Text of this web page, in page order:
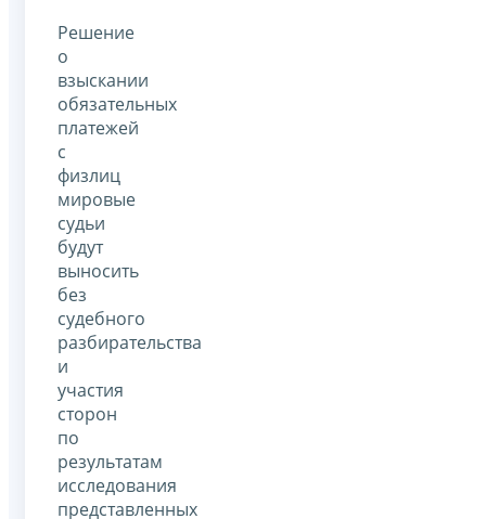
Решение
о
взыскании
обязательных
платежей
с
физлиц
мировые
судьи
будут
выносить
без
судебного
разбирательства
и
участия
сторон
по
результатам
исследования
представленных